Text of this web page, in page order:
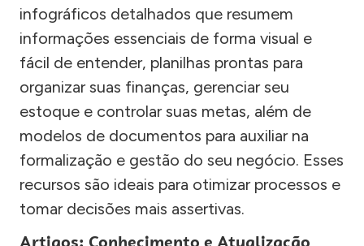
infográficos detalhados que resumem
informações essenciais de forma visual e
fácil de entender, planilhas prontas para
organizar suas finanças, gerenciar seu
estoque e controlar suas metas, além de
modelos de documentos para auxiliar na
formalização e gestão do seu negócio. Esses
recursos são ideais para otimizar processos e
tomar decisões mais assertivas.